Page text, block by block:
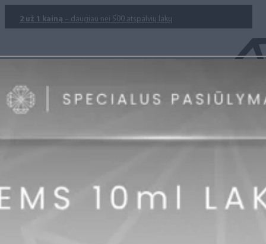
2 už 1 kainą – daugiau nei 500 atspalvių lakų